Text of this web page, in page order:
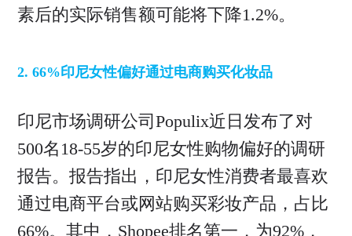
素后的实际销售额可能将下降1.2%。
2. 66%印尼女性偏好通过电商购买化妆品
印尼市场调研公司Populix近日发布了对
500名18-55岁的印尼女性购物偏好的调研
报告。报告指出，印尼女性消费者最喜欢
通过电商平台或网站购买彩妆产品，占比
66%。其中，Shopee排名第一，为92%，